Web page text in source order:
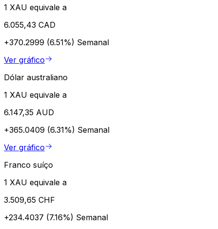
1 XAU equivale a
6.055,43 CAD
+370.2999 (6.51%) Semanal
Ver gráfico
Dólar australiano
1 XAU equivale a
6.147,35 AUD
+365.0409 (6.31%) Semanal
Ver gráfico
Franco suíço
1 XAU equivale a
3.509,65 CHF
+234.4037 (7.16%) Semanal